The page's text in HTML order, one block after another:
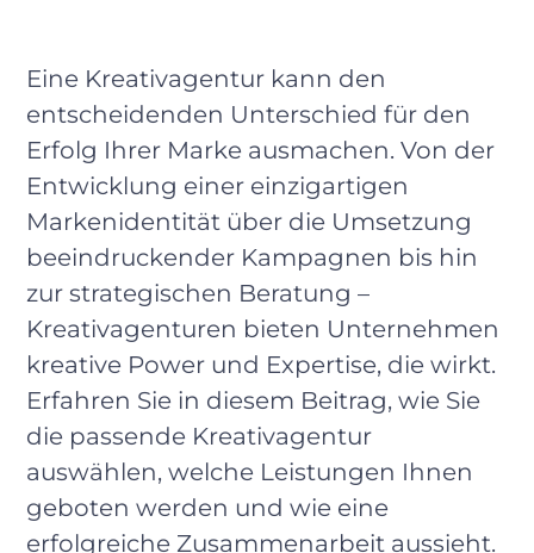
Eine Kreativagentur kann den
entscheidenden Unterschied für den
Erfolg Ihrer Marke ausmachen. Von der
Entwicklung einer einzigartigen
Markenidentität über die Umsetzung
beeindruckender Kampagnen bis hin
zur strategischen Beratung –
Kreativagenturen bieten Unternehmen
kreative Power und Expertise, die wirkt.
Erfahren Sie in diesem Beitrag, wie Sie
die passende Kreativagentur
auswählen, welche Leistungen Ihnen
geboten werden und wie eine
erfolgreiche Zusammenarbeit aussieht.